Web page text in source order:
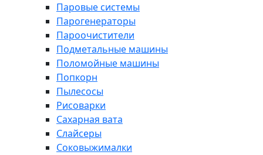
Паровые системы
Парогенераторы
Пароочистители
Подметальные машины
Поломойные машины
Попкорн
Пылесосы
Рисоварки
Сахарная вата
Слайсеры
Соковыжималки